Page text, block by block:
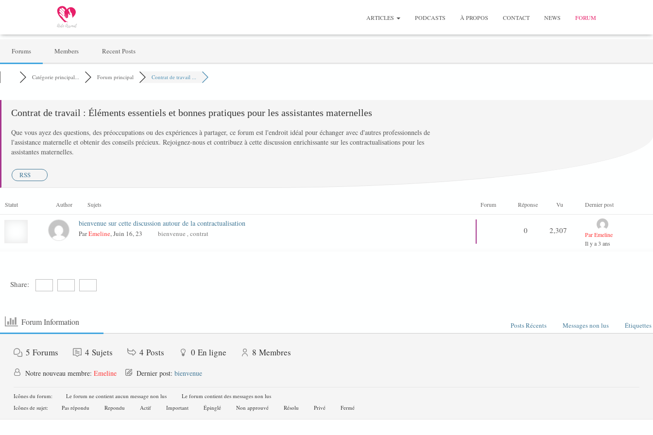
ARTICLES PODCASTS À PROPOS CONTACT NEWS FORUM
Forums Members Recent Posts
Catégorie principal... Forum principal Contrat de travail ...
Contrat de travail : Éléments essentiels et bonnes pratiques pour les assistantes maternelles
Que vous ayez des questions, des préoccupations ou des expériences à partager, ce forum est l'endroit idéal pour échanger avec d'autres professionnels de
l'assistance maternelle et obtenir des conseils précieux. Rejoignez-nous et contribuez à cette discussion enrichissante sur les contractualisations pour les
assistantes maternelles.
RSS
Statut Author Sujets Forum Réponse Vu Dernier post
bienvenue sur cette discussion autour de la contractualisation
ParEmeline, Juin 16, 23 bienvenue , contrat 0 2,307
Par Emeline
Il y a 3 ans
Share:
Forum Information Posts Récents Messages non lus Étiquettes
5 Forums 4 Sujets 4 Posts 0 En ligne 8 Membres
Notre nouveau membre: Emeline Dernier post: bienvenue
Icônes du forum: Le forum ne contient aucun message non lus
Le forum contient des messages non lus
Icônes de sujet:
Pas répondu Repondu Actif Important Épinglé Non approuvé Résolu Privé Fermé